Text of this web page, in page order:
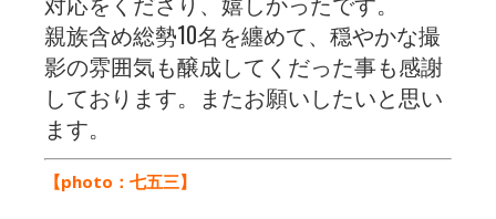
親族含め総勢10名を纏めて、穏やかな撮
影の雰囲気も醸成してくだった事も感謝
しております。またお願いしたいと思い
ます。
【photo：七五三】